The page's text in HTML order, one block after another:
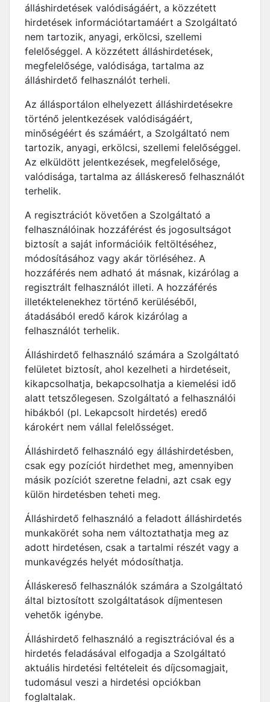
álláshirdetések valódiságáért, a közzétett
hirdetések információtartamáért a Szolgáltató
nem tartozik, anyagi, erkölcsi, szellemi
felelőséggel. A közzétett álláshirdetések,
megfelelősége, valódisága, tartalma az
álláshirdető felhasználót terheli.
Az állásportálon elhelyezett álláshirdetésekre
történő jelentkezések valódiságáért,
minőségéért és számáért, a Szolgáltató nem
tartozik, anyagi, erkölcsi, szellemi felelőséggel.
Az elküldött jelentkezések, megfelelősége,
valódisága, tartalma az álláskereső felhasználót
terhelik.
A regisztrációt követően a Szolgáltató a
felhasználóinak hozzáférést és jogosultságot
biztosít a saját információik feltöltéséhez,
módosításához vagy akár törléséhez. A
hozzáférés nem adható át másnak, kizárólag a
regisztrált felhasználót illeti. A hozzáférés
illetéktelenekhez történő kerüléséből,
átadásából eredő károk kizárólag a
felhasználót terhelik.
Álláshirdető felhasználó számára a Szolgáltató
felületet biztosít, ahol kezelheti a hirdetéseit,
kikapcsolhatja, bekapcsolhatja a kiemelési idő
alatt tetszőlegesen. Szolgáltató a felhasználói
hibákból (pl. Lekapcsolt hirdetés) eredő
károkért nem vállal felelősséget.
Álláshirdető felhasználó egy álláshirdetésben,
csak egy pozíciót hirdethet meg, amennyiben
másik pozíciót szeretne feladni, azt csak egy
külön hirdetésben teheti meg.
Álláshirdető felhasználó a feladott álláshirdetés
munkakörét soha nem változtathatja meg az
adott hirdetésen, csak a tartalmi részét vagy a
munkavégzés helyét módosíthatja.
Álláskereső felhasználók számára a Szolgáltató
által biztosított szolgáltatások díjmentesen
vehetők igénybe.
Álláshirdető felhasználó a regisztrációval és a
hirdetés feladásával elfogadja a Szolgáltató
aktuális hirdetési feltételeit és díjcsomagjait,
tudomásul veszi a hirdetési opciókban
foglaltalak.